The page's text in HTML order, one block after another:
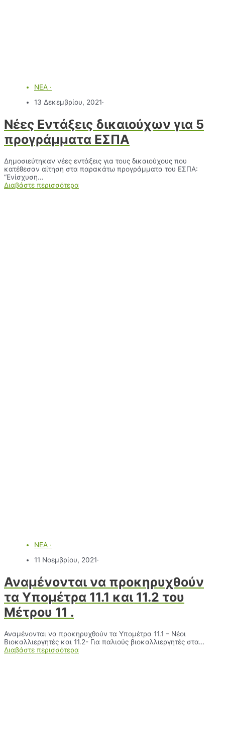
ΝΕΑ ·
13 Δεκεμβρίου, 2021·
Νέες Εντάξεις δικαιούχων για 5
προγράμματα ΕΣΠΑ
Δημοσιεύτηκαν νέες εντάξεις για τους δικαιούχους που
κατέθεσαν αίτηση στα παρακάτω προγράμματα του ΕΣΠΑ:
“Ενίσχυση…
Διαβάστε περισσότερα
ΝΕΑ ·
11 Νοεμβρίου, 2021·
Αναμένονται να προκηρυχθούν
τα Υποµέτρα 11.1 και 11.2 του
Μέτρου 11 .
Αναμένονται να προκηρυχθούν τα Υποµέτρα 11.1 – Νέοι
Βιοκαλλιεργητές και 11.2- Για παλιούς βιοκαλλιεργητές στα…
Διαβάστε περισσότερα